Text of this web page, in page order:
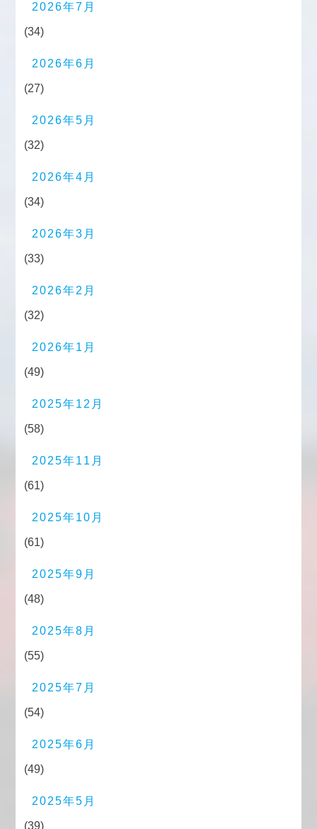
2026年7月
(34)
2026年6月
(27)
2026年5月
(32)
2026年4月
(34)
2026年3月
(33)
2026年2月
(32)
2026年1月
(49)
2025年12月
(58)
2025年11月
(61)
2025年10月
(61)
2025年9月
(48)
2025年8月
(55)
2025年7月
(54)
2025年6月
(49)
2025年5月
(39)